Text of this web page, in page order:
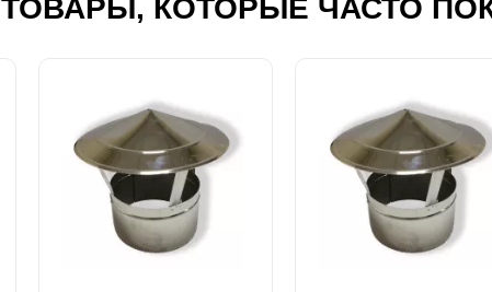
ТОВАРЫ, КОТОРЫЕ ЧАСТО